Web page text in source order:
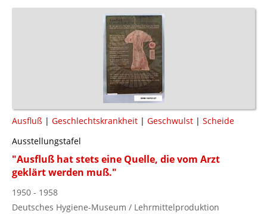
Ausfluß | Geschlechtskrankheit | Geschwulst | Scheide
Ausstellungstafel
"Ausfluß hat stets eine Quelle, die vom Arzt
geklärt werden muß."
1950 - 1958
Deutsches Hygiene-Museum / Lehrmittelproduktion